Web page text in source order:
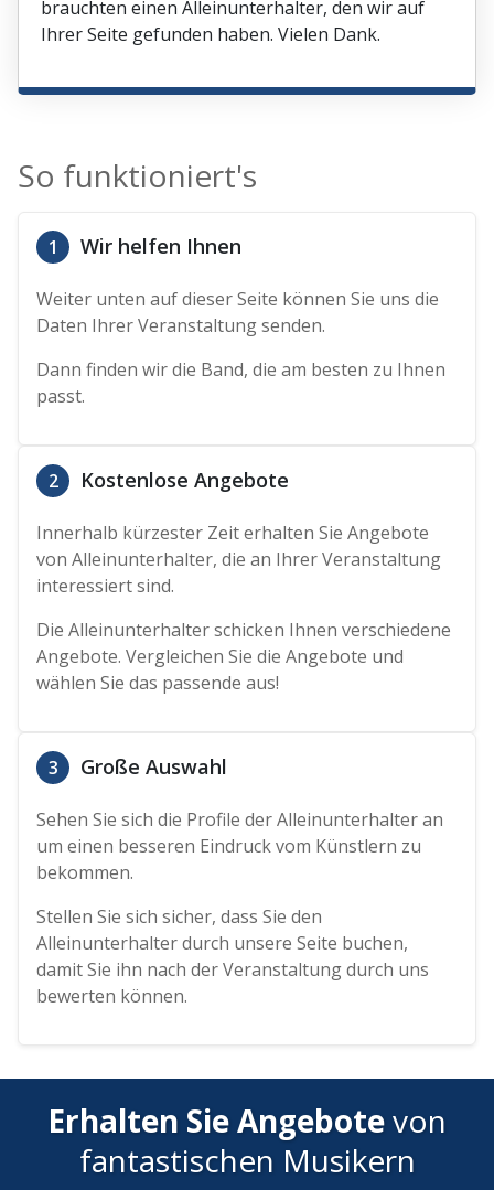
brauchten einen Alleinunterhalter, den wir auf
Ihrer Seite gefunden haben. Vielen Dank.
So funktioniert's
1 Wir helfen Ihnen
Weiter unten auf dieser Seite können Sie uns die
Daten Ihrer Veranstaltung senden.
Dann finden wir die Band, die am besten zu Ihnen
passt.
2 Kostenlose Angebote
Innerhalb kürzester Zeit erhalten Sie Angebote
von Alleinunterhalter, die an Ihrer Veranstaltung
interessiert sind.
Die Alleinunterhalter schicken Ihnen verschiedene
Angebote. Vergleichen Sie die Angebote und
wählen Sie das passende aus!
3 Große Auswahl
Sehen Sie sich die Profile der Alleinunterhalter an
um einen besseren Eindruck vom Künstlern zu
bekommen.
Stellen Sie sich sicher, dass Sie den
Alleinunterhalter durch unsere Seite buchen,
damit Sie ihn nach der Veranstaltung durch uns
bewerten können.
Erhalten Sie Angebotevon
fantastischen Musikern